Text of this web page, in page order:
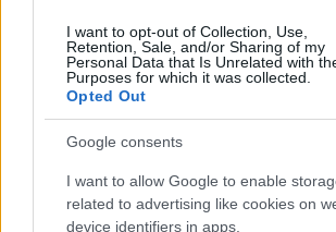
I want to opt-out of Collection, Use,
Retention, Sale, and/or Sharing of my
Personal Data that Is Unrelated with
Purposes for which it was collected.
Opted Out
Google consents
I want to allow Google to enable
related to advertising like cookies on
device identifiers in apps.
Ο συν-συγγραφέας της μελέτης,
διδακτορικός φοιτητής στο Penn
σημασία αυτής της τεχνολογίας για
Αυτή η τεχνολογία έχει τη